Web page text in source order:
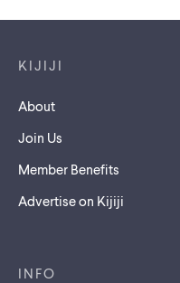
KIJIJI
About
Join Us
Member Benefits
Advertise on Kijiji
INFO